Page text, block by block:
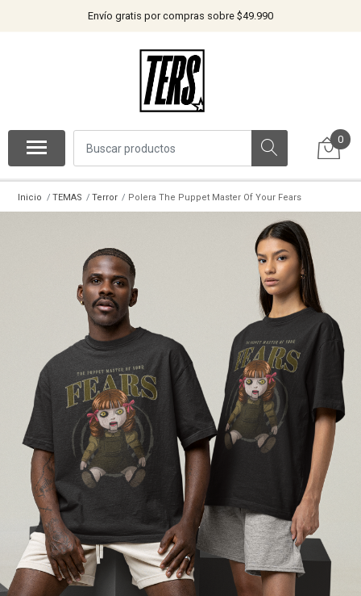
Envío gratis por compras sobre $49.990
0
Inicio TEMAS Terror Polera The Puppet Master Of Your Fears